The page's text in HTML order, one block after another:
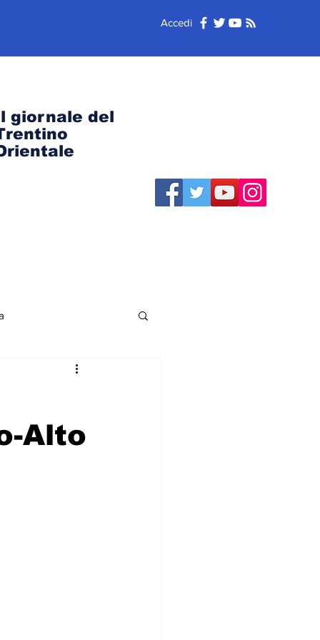
Accedi
giornale del
Alto